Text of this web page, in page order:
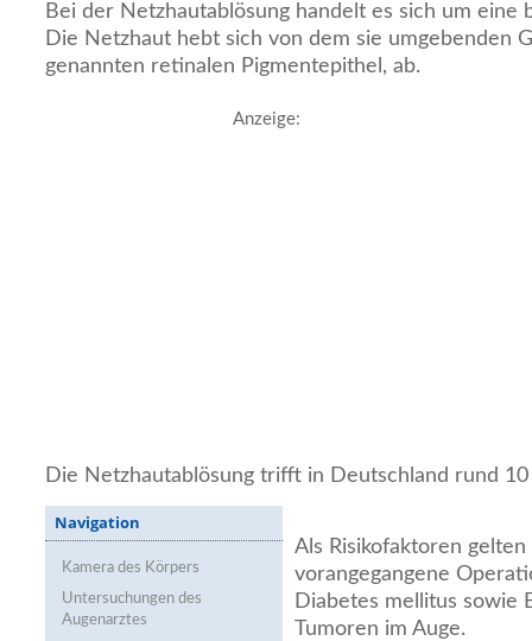
Bei der Netzhautablösung handelt es sich um eine
Die Netzhaut hebt sich von dem sie umgebenden
genannten retinalen Pigmentepithel, ab.
Anzeige:
Die Netzhautablösung trifft in Deutschland rund
Navigation
Kamera des Körpers
Untersuchungen des
Augenarztes
Als Risikofaktoren
vorangegangene
Diabetes mellitus sowie
Tumoren im Auge.